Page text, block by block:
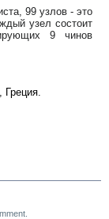
99 узлов - это
узел состоит
9 чинов